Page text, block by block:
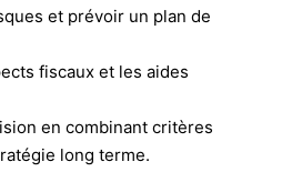
et prévoir un plan de
fiscaux et les aides
en combinant critères
long terme.